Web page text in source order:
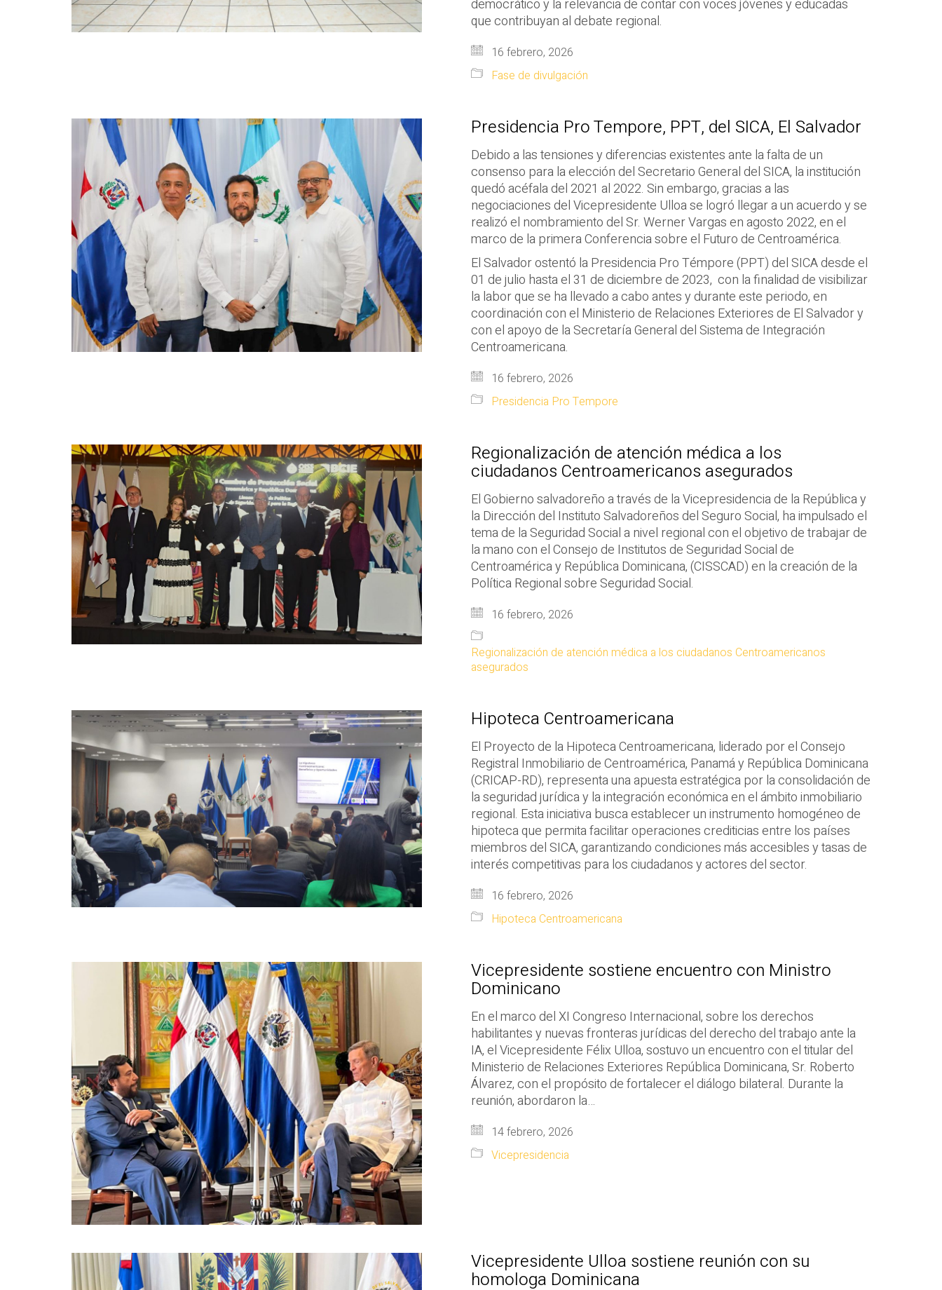
democrático y la relevancia de contar con voces jóvenes y educadas
que contribuyan al debate regional.
16 febrero, 2026
Fase de divulgación
Presidencia Pro Tempore, PPT, del SICA, El Salvador
Debido a las tensiones y diferencias existentes ante la falta de un
consenso para la elección del Secretario General del SICA, la institución
quedó acéfala del 2021 al 2022. Sin embargo, gracias a las
negociaciones del Vicepresidente Ulloa se logró llegar a un acuerdo y se
realizó el nombramiento del Sr. Werner Vargas en agosto 2022, en el
marco de la primera Conferencia sobre el Futuro de Centroamérica.
El Salvador ostentó la Presidencia Pro Témpore (PPT) del SICA desde el
01 de julio hasta el 31 de diciembre de 2023, con la finalidad de visibilizar
la labor que se ha llevado a cabo antes y durante este periodo, en
coordinación con el Ministerio de Relaciones Exteriores de El Salvador y
con el apoyo de la Secretaría General del Sistema de Integración
Centroamericana.
16 febrero, 2026
Presidencia Pro Tempore
Regionalización de atención médica a los
ciudadanos Centroamericanos asegurados
El Gobierno salvadoreño a través de la Vicepresidencia de la República y
la Dirección del Instituto Salvadoreños del Seguro Social, ha impulsado el
tema de la Seguridad Social a nivel regional con el objetivo de trabajar de
la mano con el Consejo de Institutos de Seguridad Social de
Centroamérica y República Dominicana, (CISSCAD) en la creación de la
Política Regional sobre Seguridad Social.
16 febrero, 2026
Regionalización de atención médica a los ciudadanos Centroamericanos
asegurados
Hipoteca Centroamericana
El Proyecto de la Hipoteca Centroamericana, liderado por el Consejo
Registral Inmobiliario de Centroamérica, Panamá y República Dominicana
(CRICAP-RD), representa una apuesta estratégica por la consolidación de
la seguridad jurídica y la integración económica en el ámbito inmobiliario
regional. Esta iniciativa busca establecer un instrumento homogéneo de
hipoteca que permita facilitar operaciones crediticias entre los países
miembros del SICA, garantizando condiciones más accesibles y tasas de
interés competitivas para los ciudadanos y actores del sector.
16 febrero, 2026
Hipoteca Centroamericana
Vicepresidente sostiene encuentro con Ministro
Dominicano
En el marco del XI Congreso Internacional, sobre los derechos
habilitantes y nuevas fronteras jurídicas del derecho del trabajo ante la
IA, el Vicepresidente Félix Ulloa, sostuvo un encuentro con el titular del
Ministerio de Relaciones Exteriores República Dominicana, Sr. Roberto
Álvarez, con el propósito de fortalecer el diálogo bilateral. Durante la
reunión, abordaron la…
14 febrero, 2026
Vicepresidencia
Vicepresidente Ulloa sostiene reunión con su
homologa Dominicana